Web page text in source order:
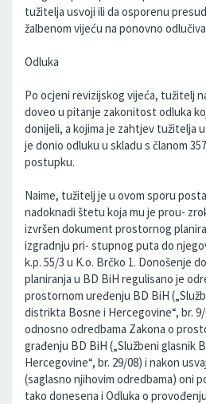
tužitelja usvoji ili da osporenu
žalbenom vijeću na ponovno
Odluka
Po ocjeni revizijskog vijeća, tužitelj
doveo u pitanje zakonitost odluka
donijeli, a kojima je zahtjev tužitelja
je donio odluku u skladu s članom
postupku.
Naime, tužitelj je u ovom sporu
nadoknadi štetu koja mu je prou-
izvršen dokument prostornog
izgradnju pri- stupnog puta do
k.p. 55/3 u K.o. Brčko 1. Donošenje
planiranja u BD BiH regulisano je
prostornom uređenju BD BiH
distrikta Bosne i Hercegovine“, br. 9/
odnosno odredbama Zakona o
građenju BD BiH („Službeni glasnik
Hercegovine“, br. 29/08) i nakon
(saglasno njihovim odredbama) oni
tako donesena i Odluka o